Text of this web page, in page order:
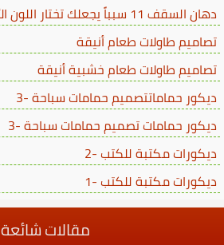
دهان السقف 11 سبباً يجعلك تختار اللون الأسود لسقف منزلك
تصاميم طاولات طعام أنيقة
تصاميم طاولات طعام خشبية أنيقة
ديكور حماماتتصميم حمامات سباحة -3
ديكور حمامات تصميم حمامات سباحة -3
ديكورات مكتبة للكتب -2
ديكورات مكتبة للكتب -1
مقالات شائعة